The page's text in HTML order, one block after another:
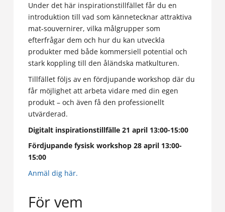
Under det här inspirationstillfället får du en
introduktion till vad som kännetecknar attraktiva
mat-souvernirer, vilka målgrupper som
efterfrågar dem och hur du kan utveckla
produkter med både kommersiell potential och
stark koppling till den åländska matkulturen.
Tillfället följs av en fördjupande workshop där du
får möjlighet att arbeta vidare med din egen
produkt – och även få den professionellt
utvärderad.
Digitalt inspirationstillfälle 21 april 13:00-15:00
Fördjupande fysisk workshop 28 april 13:00-
15:00
Anmäl dig här.
För vem